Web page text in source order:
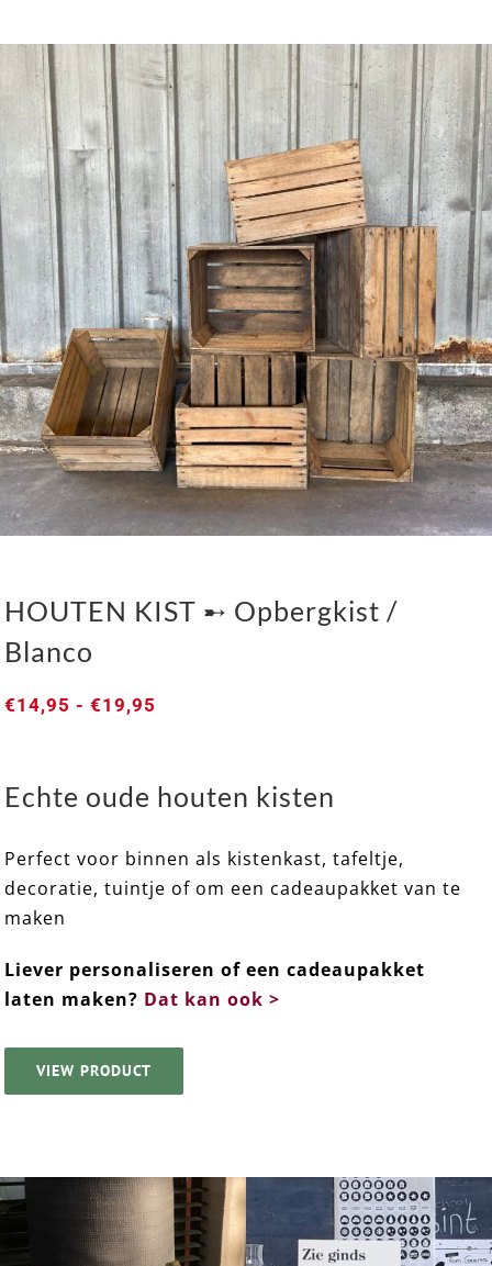
HOUTEN KIST ➸ Opbergkist / Blanco
HOUTEN KIST ➸ Opbergkist /
Blanco
€14,95 - €19,95
Echte oude houten kisten
Perfect voor binnen als kistenkast, tafeltje,
decoratie, tuintje of om een cadeaupakket van te
maken
Liever personaliseren of een cadeaupakket
laten maken? Dat kan ook >
VIEW PRODUCT